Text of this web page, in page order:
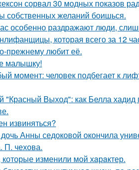
сорвал 30 модных показов
собственных желаний боишься.
особенно раздражают люди,
которая всего за 12
прежнему любит её.
малышку!
момент: человек подбегает к
"Красный Выход": как Белла хадид
извиняться?
Анны седоковой окончила
П. чехова.
изменили мой хaрaктер.